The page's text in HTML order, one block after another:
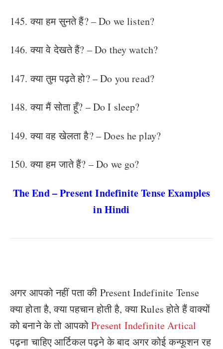
145. क्या हम सुनते हैं? – Do we listen?
146. क्या वे देखते हैं? – Do they watch?
147. क्या तुम पढ़ते हो? – Do you read?
148. क्या मैं सोता हूँ? – Do I sleep?
149. क्या वह खेलता है? – Does he play?
150. क्या हम जाते हैं? – Do we go?
The End – Present Indefinite Tense Examples
in Hindi
अगर आपको नहीं पता की Present Indefinite Tense
क्या होता है, क्या पहचान होती है, क्या Rules होते हैं वाक्यों
को बनाने के तो आपकोPresent Indefinite Artical
पढ़ना चाहिए आर्टिकल पढ़ने के बाद अगर कोई कन्फूशन रह